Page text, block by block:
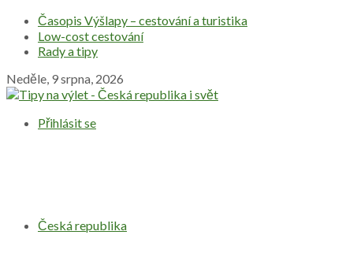
Časopis Výšlapy – cestování a turistika
Low-cost cestování
Rady a tipy
Neděle, 9 srpna, 2026
Přihlásit se
Česká republika